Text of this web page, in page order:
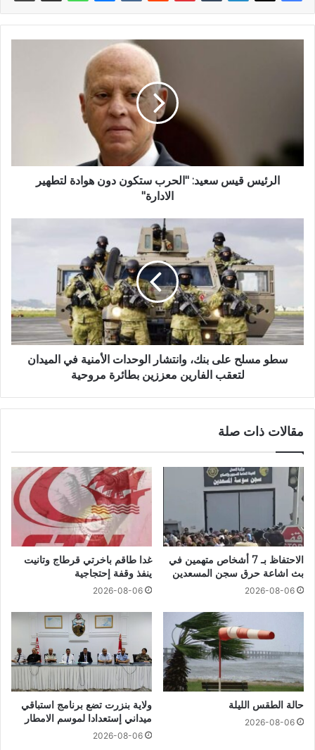
الرئيس قيس سعيد: "الحرب ستكون دون هوادة لتطهير
الادارة"
سطو مسلح على بنك، وانتشار الوحدات الأمنية في الميدان
لتعقب الفارين معززين بطائرة مروحية
مقالات ذات صلة
الاحتفاظ بـ 7 أشخاص متهمين في
بث اشاعة حرق سجن المسعدين
2026-08-06
غدا طاقم باخرتي قرطاج وتانيت
ينفذ وقفة إحتجاجية
2026-08-06
حالة الطقس الليلة
2026-08-06
ولاية بنزرت تضع برنامج استباقي
ميداني إستعدادا لموسم الامطار
2026-08-06